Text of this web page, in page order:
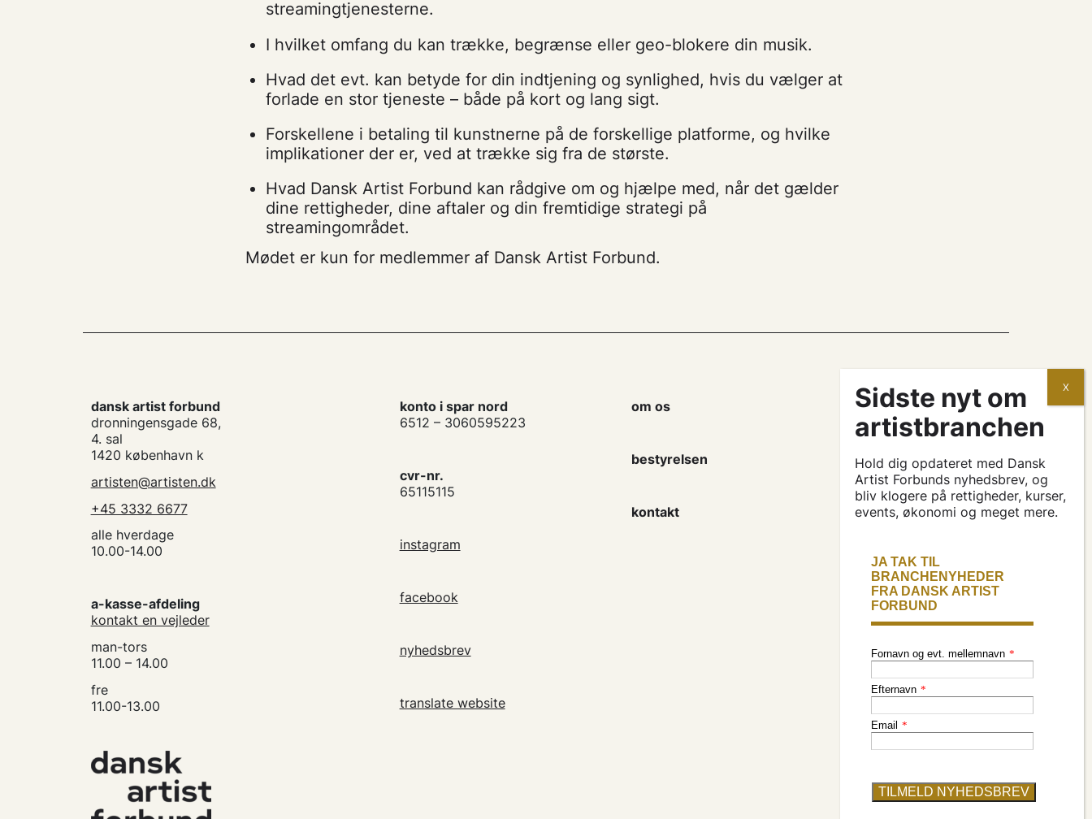
streamingtjenesterne.
I hvilket omfang du kan trække, begrænse eller geo-blokere din musik.
Hvad det evt. kan betyde for din indtjening og synlighed, hvis du vælger at
forlade en stor tjeneste – både på kort og lang sigt.
Forskellene i betaling til kunstnerne på de forskellige platforme, og hvilke
implikationer der er, ved at trække sig fra de største.
Hvad Dansk Artist Forbund kan rådgive om og hjælpe med, når det gælder
dine rettigheder, dine aftaler og din fremtidige strategi på
streamingområdet.
Mødet er kun for medlemmer af Dansk Artist Forbund.
dansk artist forbund
dronningensgade 68,
4. sal
1420 københavn k
artisten@artisten.dk
+45 3332 6677
alle hverdage
10.00-14.00
a-kasse-afdeling
kontakt en vejleder
man-tors
11.00 – 14.00
fre
11.00-13.00
konto i spar nord
6512 – 3060595223
cvr-nr.
65115115
instagram
facebook
nyhedsbrev
translate website
om os
bestyrelsen
kontakt
kontrakter og aftaler
søg tilskud
presse & logo
bliv medlem
find en artist
Hold dig opdateret med Dansk
Artist Forbunds nyhedsbrev, og
bliv klogere på rettigheder, kurser,
events, økonomi og meget mere.